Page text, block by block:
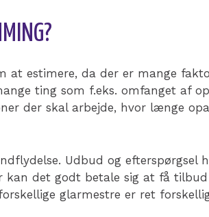
at estimere, da der er mange
ting som f.eks. omfanget af
der skal arbejde, hvor længe
Udbud og
det godt betale sig at få
glarmestre er ret